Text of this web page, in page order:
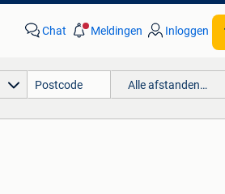
Chat Meldingen Inloggen
Alle afstanden…